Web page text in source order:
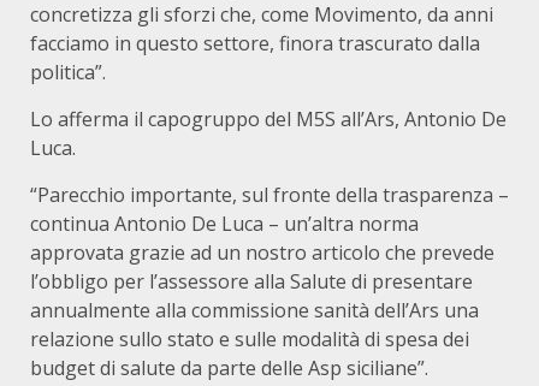
concretizza gli sforzi che, come Movimento, da anni
facciamo in questo settore, finora trascurato dalla
politica”.
Lo afferma il capogruppo del M5S all’Ars, Antonio De
Luca.
“Parecchio importante, sul fronte della trasparenza –
continua Antonio De Luca – un’altra norma
approvata grazie ad un nostro articolo che prevede
l’obbligo per l’assessore alla Salute di presentare
annualmente alla commissione sanità dell’Ars una
relazione sullo stato e sulle modalità di spesa dei
budget di salute da parte delle Asp siciliane”.